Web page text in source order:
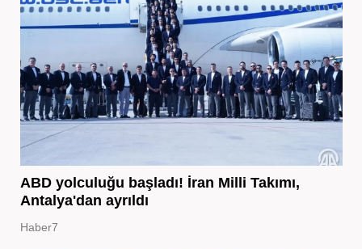
ABD yolculuğu başladı! İran Milli Takımı,
Antalya'dan ayrıldı
Haber7